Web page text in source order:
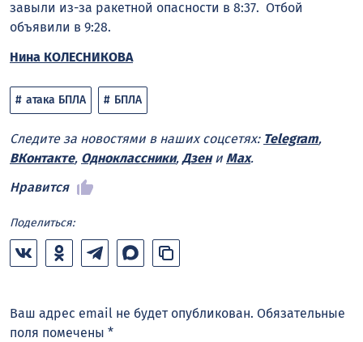
завыли из-за ракетной опасности в 8:37. Отбой
объявили в 9:28.
Нина КОЛЕСНИКОВА
атака БПЛА БПЛА
Следите за новостями в наших соцсетях: Telegram,
ВКонтакте, Одноклассники, Дзени Max.
Нравится
Поделиться:
Ваш адрес email не будет опубликован. Обязательные
поля помечены *